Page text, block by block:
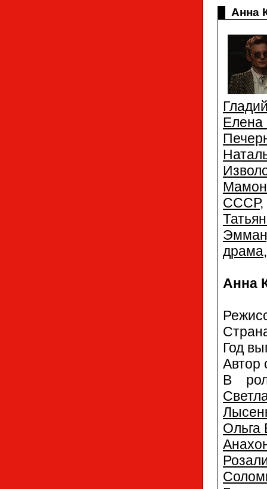
Анна
СССР
драма
Анна
Год
Автор
В
Ольга